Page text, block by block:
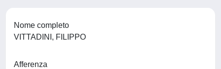
Nome completo
VITTADINI, FILIPPO
Afferenza